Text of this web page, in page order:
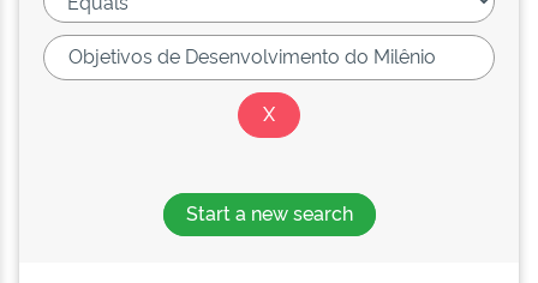
Start a new search